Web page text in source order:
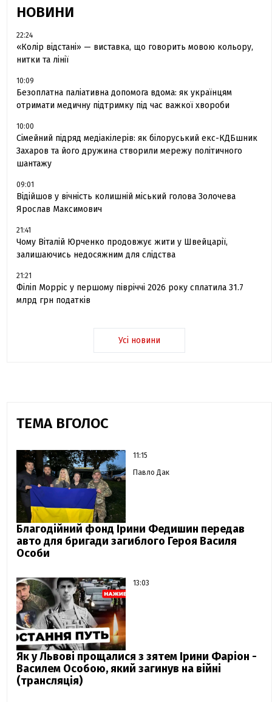
НОВИНИ
22:24
«Колір відстані» — виставка, що говорить мовою кольору,
нитки та лінії
10:09
Безоплатна паліативна допомога вдома: як українцям
отримати медичну підтримку під час важкої хвороби
10:00
Сімейний підряд медіакілерів: як білоруський екс-КДБшник
Захаров та його дружина створили мережу політичного
шантажу
09:01
Відійшов у вічність колишній міський голова Золочева
Ярослав Максимович
21:41
Чому Віталій Юрченко продовжує жити у Швейцарії,
залишаючись недосяжним для слідства
21:21
Філіп Морріс у першому півріччі 2026 року сплатила 31.7
млрд грн податків
Усі новини
ТЕМА ВГОЛОС
11:15
Павло Дак
Благодійний фонд Ірини Федишин передав
авто для бригади загиблого Героя Василя
Особи
13:03
Як у Львові прощалися з зятем Ірини Фаріон -
Василем Особою, який загинув на війні
(трансляція)